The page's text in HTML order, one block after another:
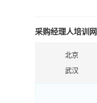
采购经理人培训网
北京
武汉